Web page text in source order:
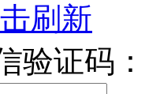
刷新
验证码：